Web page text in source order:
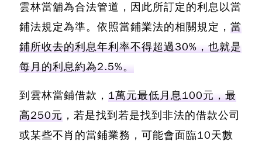
雲林當舖為合法管道，因此所訂定的利息以當
鋪法規定為準。依照當鋪業法的相關規定， 當
鋪所收去的利息年利率不得超過30%，也就是
每月的利息約為2.5%。
到雲林當鋪借款， 1萬元最低月息100元，最
高250元 ，若是找到若是找到非法的借款公司
或某些不肖的當鋪業務，可能會面臨10天數